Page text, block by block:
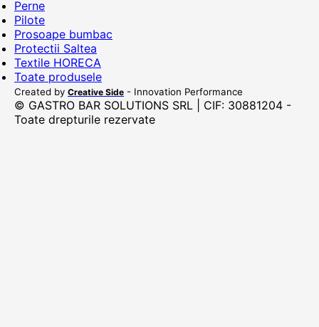
Perne
Pilote
Prosoape bumbac
Protectii Saltea
Textile HORECA
Toate produsele
Created by Creative Side - Innovation Performance
© GASTRO BAR SOLUTIONS SRL | CIF: 30881204 -
Toate drepturile rezervate